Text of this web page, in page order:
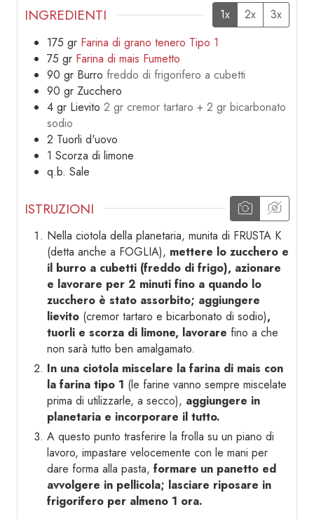
INGREDIENTI 1x 2x
3x
175 gr Farina di grano tenero Tipo 1
75 gr Farina di mais Fumetto
90 gr Burro freddo di frigorifero a cubetti
90 gr Zucchero
4 gr Lievito 2 gr cremor tartaro + 2 gr bicarbonato
sodio
2 Tuorli d'uovo
1 Scorza di limone
q.b. Sale
ISTRUZIONI
Nella ciotola della planetaria, munita di FRUSTA K
(detta anche a FOGLIA), mettere lo zucchero e
il burro a cubetti (freddo di frigo), azionare
e lavorare per 2 minuti fino a quando lo
zucchero è stato assorbito; aggiungere
lievito (cremor tartaro e bicarbonato di sodio),
tuorli e scorza di limone, lavorare fino a che
non sarà tutto ben amalgamato.
In una ciotola miscelare la farina di mais con
la farina tipo 1 (le farine vanno sempre miscelate
prima di utilizzarle, a secco), aggiungere in
planetaria e incorporare il tutto.
A questo punto trasferire la frolla su un piano di
lavoro, impastare velocemente con le mani per
dare forma alla pasta, formare un panetto ed
avvolgere in pellicola; lasciare riposare in
frigorifero per almeno 1 ora.